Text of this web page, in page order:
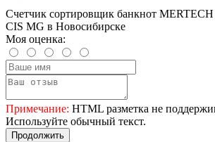
Счетчик сортировщик банкнот
CIS MG в Новосибирске
Моя оценка:
Примечание: HTML разметка не
Используйте обычный текст.
Продолжить